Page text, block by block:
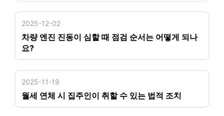
2025-12-02
차량 엔진 진동이 심할 때 점검 순서는 어떻게 되나
요?
2025-11-19
월세 연체 시 집주인이 취할 수 있는 법적 조치